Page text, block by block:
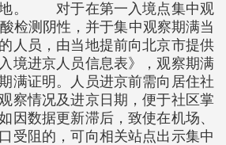
地。 对于在第一入境点集中观
检测阴性，并于集中观察期满当
人员，由当地提前向北京市提供
境进京人员信息表》，观察期满
满证明。人员进京前需向居住社
察情况及进京日期，便于社区掌
因数据更新滞后，致使在机场、
受阻的，可向相关站点出示集中